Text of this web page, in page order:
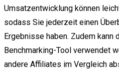
Umsatzentwicklung können
sodass Sie jederzeit einen
Ergebnisse haben. Zudem kann
Benchmarking-Tool verwendet
andere Affiliates im Vergleich